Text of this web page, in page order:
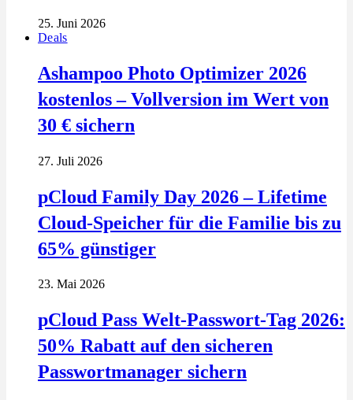
25. Juni 2026
Deals
Ashampoo Photo Optimizer 2026
kostenlos – Vollversion im Wert von
30 € sichern
27. Juli 2026
pCloud Family Day 2026 – Lifetime
Cloud-Speicher für die Familie bis zu
65% günstiger
23. Mai 2026
pCloud Pass Welt-Passwort-Tag 2026:
50% Rabatt auf den sicheren
Passwortmanager sichern